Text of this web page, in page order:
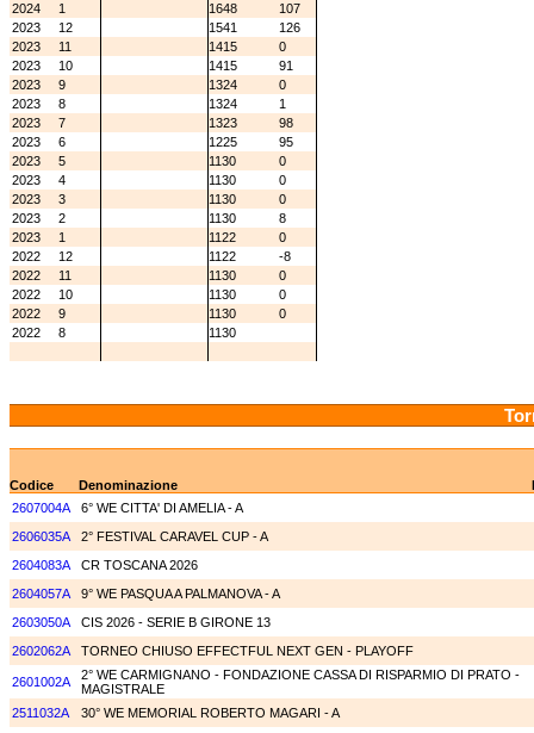
2024
1 1648
107
2023
12 1541
126
2023
11 1415
0
2023
10 1415
91
2023
9 1324
0
2023
8 1324
1
2023
7 1323
98
2023
6 1225
95
2023
5 1130
0
2023
4 1130
0
2023
3 1130
0
2023
2 1130
8
2023
1 1122
0
2022
12 1122
-8
2022
11 1130
0
2022
10 1130
0
2022
9 1130
0
2022
8 1130
Codice Denominazione
2607004A
6° WE CITTA' DI AMELIA - A
2606035A
2° FESTIVAL CARAVEL CUP - A
2604083A
CR TOSCANA 2026
2604057A
9° WE PASQUA A PALMANOVA - A
2603050A
CIS 2026 - SERIE B GIRONE 13
2602062A
TORNEO CHIUSO EFFECTFUL NEXT GEN - PLAYOFF
2601002A
2° WE CARMIGNANO - FONDAZIONE CASSA DI RISPARMIO DI PRATO -
MAGISTRALE
2511032A
30° WE MEMORIAL ROBERTO MAGARI - A